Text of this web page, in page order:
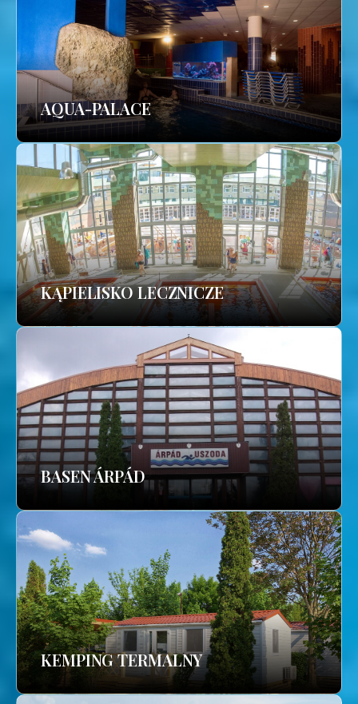
AQUA-PALACE
KĄPIELISKO LECZNICZE
BASEN ÁRPÁD
KEMPING TERMALNY